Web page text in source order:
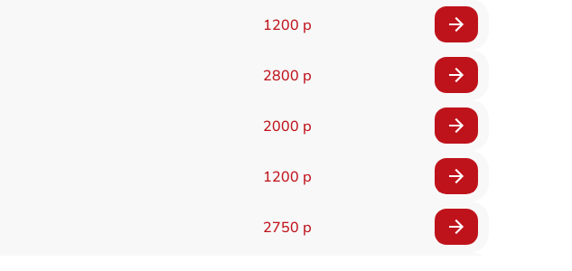
1200 р
2800 р
2000 р
1200 р
2750 р